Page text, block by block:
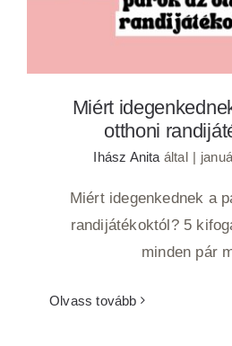
Miért
otthoni
Ihász Anita által |
Miért idegenkednek a
randijátékoktól? 5
minden pár
Olvass tovább